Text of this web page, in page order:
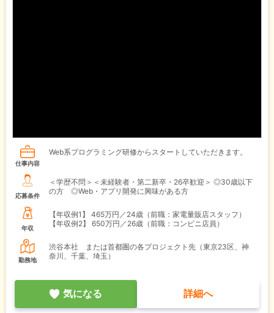
仕事内容
Web系プログラミング研修からスタートしていただきます。
応募条件
＜学歴不問＞＜未経験者・第二新卒・26卒歓迎＞ ◎30歳以下
の方 ◎Web・アプリ開発に興味がある方
年収
【年収例1】
465万円／24歳（前職：家電量販店スタッフ）
【年収例2】
650万円／26歳（前職：コンビニ店員）
勤務地
渋谷本社 または首都圏の各プロジェクト先（東京23区、神
奈川、千葉、埼玉）
気になる 詳細へ